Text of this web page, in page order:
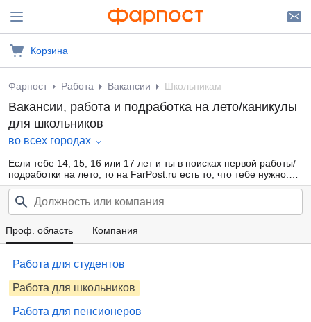
Корзина
Фарпост Работа Вакансии Школьникам
Вакансии, работа и подработка на лето/каникулы
для школьников
во всех городах
Если тебе 14, 15, 16 или 17 лет и ты в поисках первой работы/
подработки на лето, то на FarPost.ru есть то, что тебе нужно:
большая база свежих объявлений от прямых работодателей и
кадровых агентств, ежедневные обновления, удобная
фильтрация по области деятельности, опыту работы, желаемой
з/п. Заработай свои первые карманные деньги уже сейчас!
Проф. область
Компания
Работа для студентов
Работа для школьников
Работа для пенсионеров